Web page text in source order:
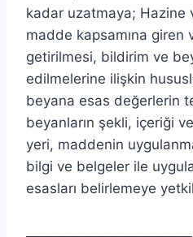
kadar uzatmaya; Hazine
madde kapsamına giren
getirilmesi, bildirim ve
edilmelerine ilişkin
beyana esas değerlerin
beyanların şekli, içeriği
yeri, maddenin
bilgi ve belgeler ile
esasları belirlemeye